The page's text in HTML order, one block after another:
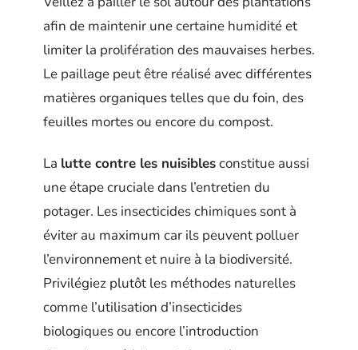
afin de maintenir une certaine humidité et
limiter la prolifération des mauvaises herbes.
Le paillage peut être réalisé avec différentes
matières organiques telles que du foin, des
feuilles mortes ou encore du compost.
La lutte contre les nuisiblesconstitue aussi
une étape cruciale dans l’entretien du
potager. Les insecticides chimiques sont à
éviter au maximum car ils peuvent polluer
l’environnement et nuire à la biodiversité.
Privilégiez plutôt les méthodes naturelles
comme l’utilisation d’insecticides
biologiques ou encore l’introduction